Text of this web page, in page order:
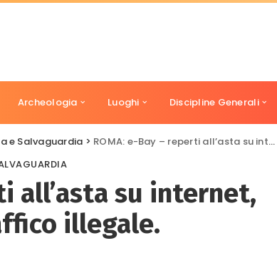
Archeologia Luoghi Discipline Generali
e Salvaguardia > ROMA: e-Bay – reperti all’asta su internet, stroncato traffico illegale.
all’asta su internet,
illegale.